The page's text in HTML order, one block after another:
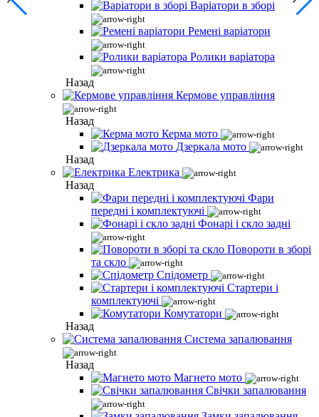
Варіатори в зборі
Ремені варіатори
Ролики варіатора
Назад
Кермове управління
Назад
Керма мото
Дзеркала мото
Назад
Електрика
Назад
Фари
передні і комплектуючі
Фонарі і скло задні
Повороти в зборі
та скло
Спідометр
Стартери і
комплектуючі
Комутатори
Назад
Система запалювання
Назад
Магнето мото
Свічки запалювання